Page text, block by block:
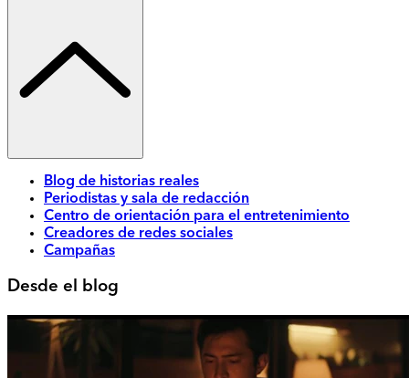
Blog de historias reales
Periodistas y sala de redacción
Centro de orientación para el entretenimiento
Creadores de redes sociales
Campañas
Desde el blog